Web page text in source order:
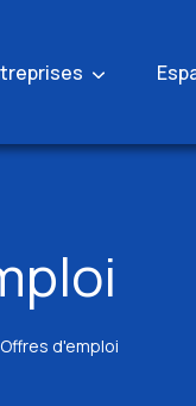
Offres d'emploi